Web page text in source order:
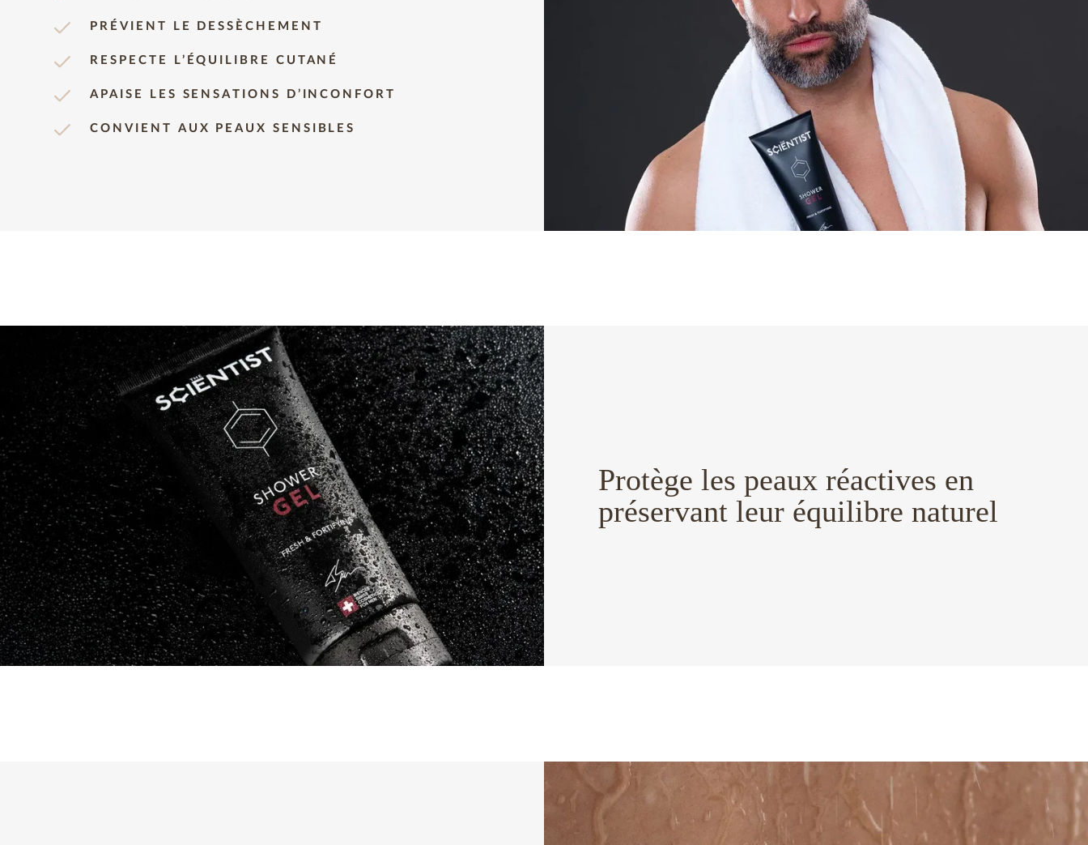
PRÉVIENT LE DESSÈCHEMENT
RESPECTE L’ÉQUILIBRE CUTANÉ
APAISE LES SENSATIONS D’INCONFORT
CONVIENT AUX PEAUX SENSIBLES
Protège les peaux réactives en
préservant leur équilibre naturel